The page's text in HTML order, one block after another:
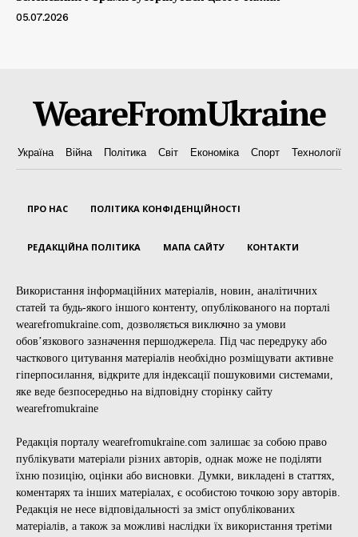
05.07.2026
WeareFromUkraine
Україна Війна Політика Світ Економіка Спорт Технології
ПРО НАС ПОЛІТИКА КОНФІДЕНЦІЙНОСТІ
РЕДАКЦІЙНА ПОЛІТИКА МАПА САЙТУ КОНТАКТИ
Використання інформаційних матеріалів, новин, аналітичних
статей та будь-якого іншого контенту, опублікованого на порталі
wearefromukraine.com, дозволяється виключно за умови
обов’язкового зазначення першоджерела. Під час передруку або
часткового цитування матеріалів необхідно розміщувати активне
гіперпосилання, відкрите для індексації пошуковими системами,
яке веде безпосередньо на відповідну сторінку сайту
wearefromukraine
Редакція порталу wearefromukraine.com залишає за собою право
публікувати матеріали різних авторів, однак може не поділяти
їхню позицію, оцінки або висновки. Думки, викладені в статтях,
коментарях та інших матеріалах, є особистою точкою зору авторів.
Редакція не несе відповідальності за зміст опублікованих
матеріалів, а також за можливі наслідки їх використання третіми